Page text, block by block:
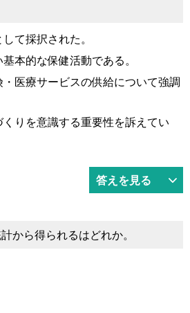
て採択された。
本的な保健活動である。
医療サービスの供給について強調
りを意識する重要性を訴えてい
答えを見る
から得られるはどれか。